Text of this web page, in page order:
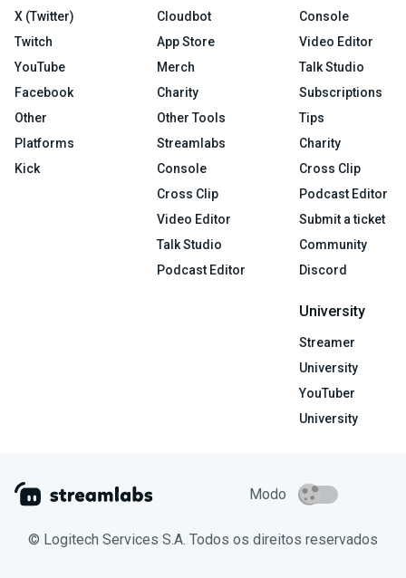
X (Twitter)
Twitch
YouTube
Facebook
Other
Platforms
Kick
Cloudbot
App Store
Merch
Charity
Other Tools
Streamlabs
Console
Cross Clip
Video Editor
Talk Studio
Podcast Editor
Console
Video Editor
Talk Studio
Subscriptions
Tips
Charity
Cross Clip
Podcast Editor
Submit a ticket
Community
Discord
University
Streamer
University
YouTuber
University
Modo
© Logitech Services S.A. Todos os direitos reservados